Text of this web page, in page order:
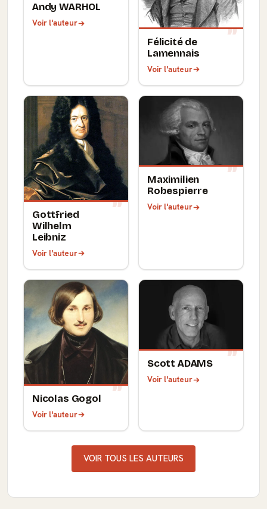
Andy WARHOL
Voir l'auteur
Félicité de
Lamennais
Voir l'auteur
Gottfried
Wilhelm
Leibniz
Voir l'auteur
Maximilien
Robespierre
Voir l'auteur
Nicolas Gogol
Voir l'auteur
Scott ADAMS
Voir l'auteur
VOIR TOUS LES AUTEURS